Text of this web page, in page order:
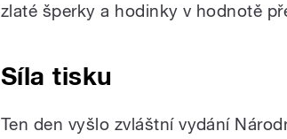
zlaté šperky a hodinky v hodnotě
Síla tisku
Ten den vyšlo zvláštní vydání